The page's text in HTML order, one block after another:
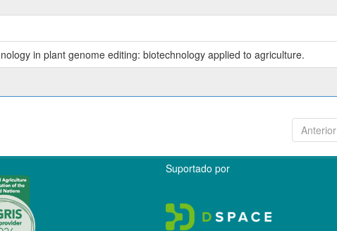
in plant genome editing: biotechnology applied to agriculture.
Anterior
Suportado por